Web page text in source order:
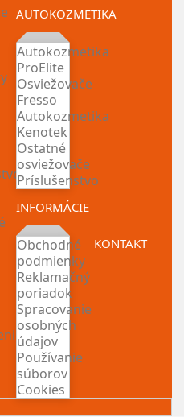
AUTOKOZMETIKA
Autokozmetika
ProElite
Osviežovače
Fresso
Autokozmetika
Kenotek
Ostatné
osviežovače
Príslušenstvo
INFORMÁCIE
Obchodné
podmienky
Reklamačný
poriadok
Spracovanie
osobných
údajov
Používanie
súborov
Cookies
KONTAKT